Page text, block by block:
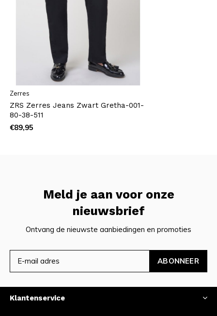
Zerres
ZRS Zerres Jeans Zwart Gretha-001-
80-38-511
€89,95
Meld je aan voor onze
nieuwsbrief
Ontvang de nieuwste aanbiedingen en promoties
ABONNEER
Klantenservice